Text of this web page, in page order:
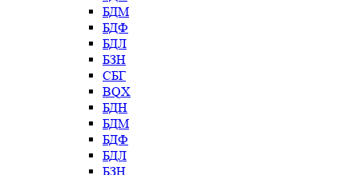
БДМ
БДФ
БДЛ
БЗН
СБГ
BQX
БДН
БДМ
БДФ
БДЛ
БЗН